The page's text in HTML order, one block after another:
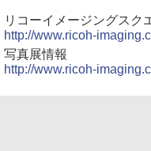
リコーイメージングスク
http://www.ricoh-
写真展情報
http://www.ricoh-